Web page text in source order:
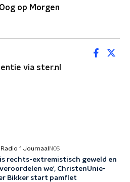
op Morgen
via ster.nl
Radio 1 Journaal NOS
rechts-extremistisch geweld en
we', ChristenUnie-
Bikker start pamflet